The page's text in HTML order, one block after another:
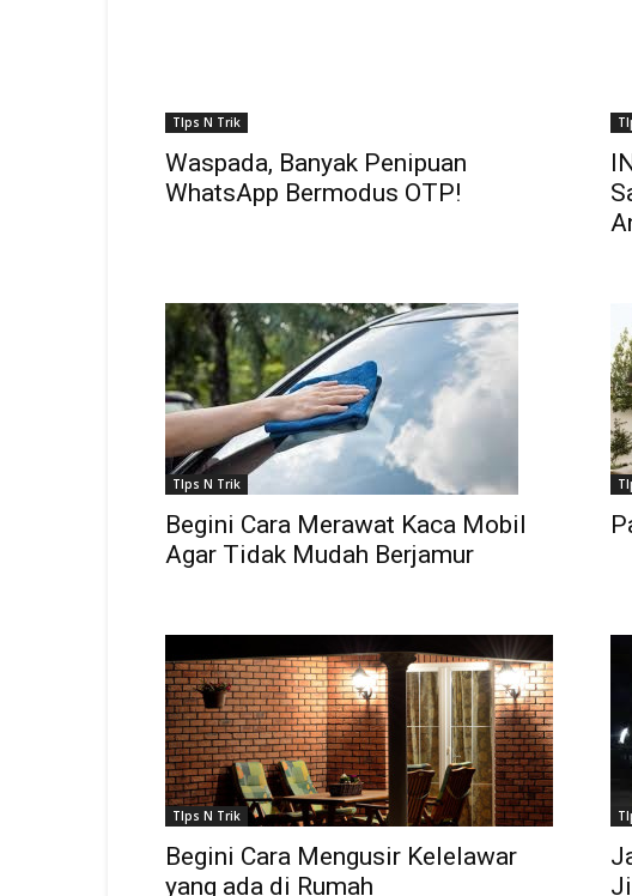
TIps N Trik
Waspada, Banyak Penipuan
WhatsApp Bermodus OTP!
TIps N Trik
Begini Cara Merawat Kaca Mobil
Agar Tidak Mudah Berjamur
TIps N Trik
Begini Cara Mengusir Kelelawar
yang ada di Rumah